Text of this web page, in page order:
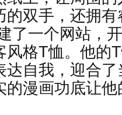
的双手，还拥
了一个网站，
风格T恤。他的
达自我，迎合
的漫画功底让